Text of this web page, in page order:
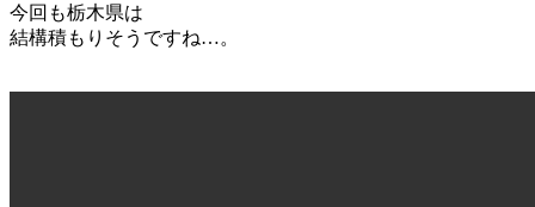
今回も栃木県は
結構積もりそうですね…。